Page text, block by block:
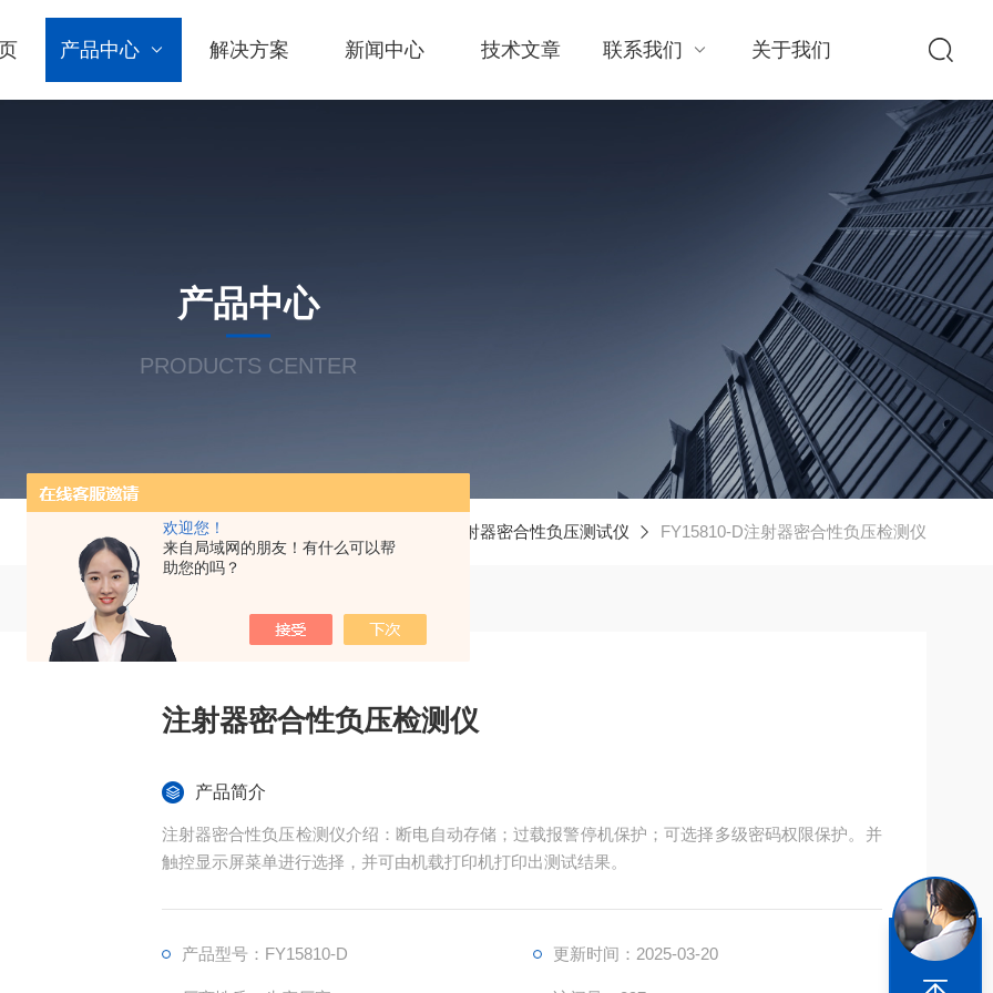
欢迎您！
来自局域网的朋友！有什么可以帮
助您的吗？
产品中心 解决方案 新闻中心 技术文章 联系我们 关于我们
产品中心
PRODUCTS CENTER
首页 产品中心 注射器密合性负压测试仪 FY15810-D注射器密合性负压检测仪
注射器密合性负压检测仪
产品简介
注射器密合性负压检测仪介绍：断电自动存储；过载报警停机保护；可选择多级密码权限保护。并
触控显示屏菜单进行选择，并可由机载打印机打印出测试结果。
产品型号：FY15810-D 更新时间：2025-03-20